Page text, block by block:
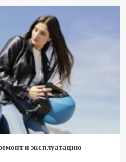
и эксплуатацию